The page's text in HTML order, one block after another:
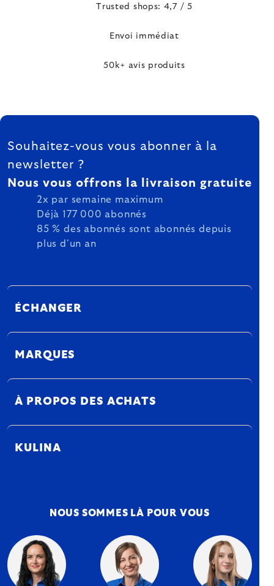
Trusted shops: 4,7 / 5
Envoi immédiat
50k+ avis produits
FOOTER
Souhaitez-vous vous abonner à la
newsletter ?
Nous vous offrons la livraison gratuite
2x par semaine maximum
Déjà 177 000 abonnés
85 % des abonnés sont abonnés depuis
plus d'un an
ÉCHANGER
MARQUES
À PROPOS DES ACHATS
KULINA
NOUS SOMMES LÀ POUR VOUS